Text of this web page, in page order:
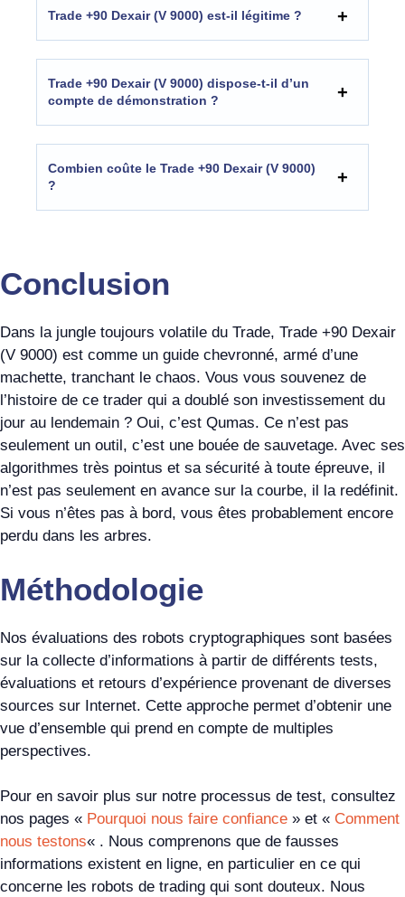
Trade +90 Dexair (V 9000) est-il légitime ?
Trade +90 Dexair (V 9000) dispose-t-il d’un
compte de démonstration ?
Combien coûte le Trade +90 Dexair (V 9000)
?
Conclusion
Dans la jungle toujours volatile du Trade, Trade +90 Dexair
(V 9000) est comme un guide chevronné, armé d’une
machette, tranchant le chaos. Vous vous souvenez de
l’histoire de ce trader qui a doublé son investissement du
jour au lendemain ? Oui, c’est Qumas. Ce n’est pas
seulement un outil, c’est une bouée de sauvetage. Avec ses
algorithmes très pointus et sa sécurité à toute épreuve, il
n’est pas seulement en avance sur la courbe, il la redéfinit.
Si vous n’êtes pas à bord, vous êtes probablement encore
perdu dans les arbres.
Méthodologie
Nos évaluations des robots cryptographiques sont basées
sur la collecte d’informations à partir de différents tests,
évaluations et retours d’expérience provenant de diverses
sources sur Internet. Cette approche permet d’obtenir une
vue d’ensemble qui prend en compte de multiples
perspectives.
Pour en savoir plus sur notre processus de test, consultez
nos pages « Pourquoi nous faire confiance » et « Comment
nous testons« . Nous comprenons que de fausses
informations existent en ligne, en particulier en ce qui
concerne les robots de trading qui sont douteux. Nous